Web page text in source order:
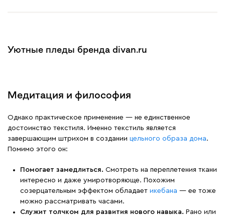
Уютные пледы бренда divan.ru
Медитация и философия
Однако практическое применение — не единственное
достоинство текстиля. Именно текстиль является
завершающим штрихом в создании цельного образа дома.
Помимо этого он:
Помогает замедлиться. Смотреть на переплетения ткани
интересно и даже умиротворяюще. Похожим
созерцательным эффектом обладает икебана — ее тоже
можно рассматривать часами.
Служит толчком для развития нового навыка. Рано или